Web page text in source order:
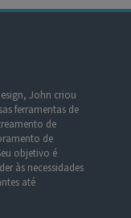
John criou
ferramentas de
de
de
objetivo é
às necessidades
até